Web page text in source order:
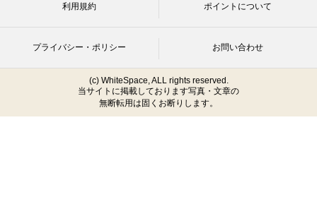
利用規約 ポイントについて
プライバシー・ポリシー お問い合わせ
(c) WhiteSpace, ALL rights reserved.
当サイトに掲載しております写真・文章の
無断転用は固くお断りします。